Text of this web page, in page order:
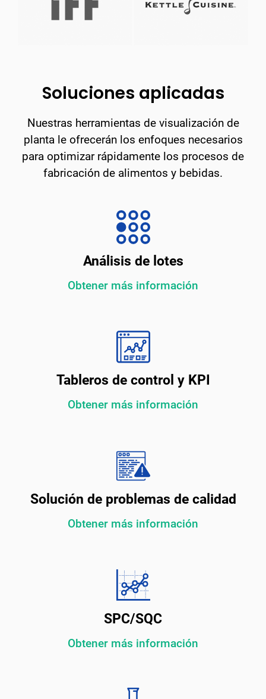
Soluciones aplicadas
Nuestras herramientas de visualización de
planta le ofrecerán los enfoques necesarios
para optimizar rápidamente los procesos de
fabricación de alimentos y bebidas.
Análisis de lotes
Obtener más información
Tableros de control y KPI
Obtener más información
Solución de problemas de calidad
Obtener más información
SPC/SQC
Obtener más información